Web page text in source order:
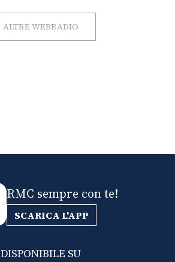
ALTRE WEBRADIO
RMC sempre con te!
SCARICA L'APP
DISPONIBILE SU